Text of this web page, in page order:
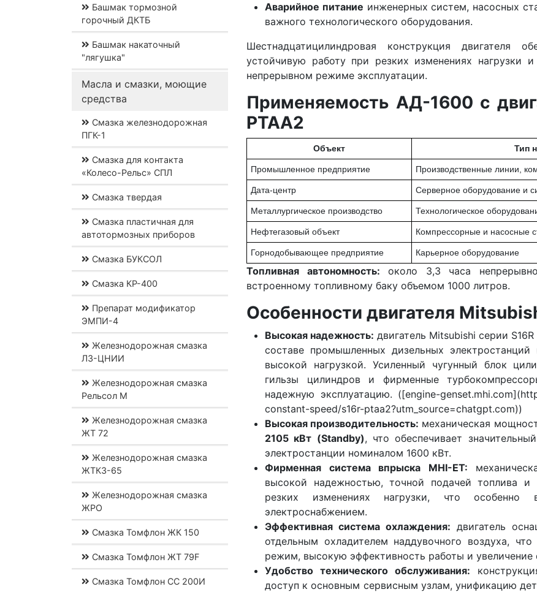
Башмак тормозной
горочный ДКТБ
Башмак накаточный
"лягушка"
Масла и смазки, моющие
средства
Смазка железнодорожная
ПГК-1
Смазка для контакта
«Колесо-Рельс» СПЛ
Смазка твердая
Смазка пластичная для
автотормозных приборов
Смазка БУКСОЛ
Смазка КР-400
Препарат модификатор
ЭМПИ-4
Железнодорожная смазка
ЛЗ-ЦНИИ
Железнодорожная смазка
Рельсол М
Железнодорожная смазка
ЖТ 72
Железнодорожная смазка
ЖТКЗ-65
Железнодорожная смазка
ЖРО
Смазка Томфлон ЖК 150
Смазка Томфлон ЖТ 79F
Смазка Томфлон СС 200И
Аварийное питание инженерных систем, насосных
важного технологического оборудования.
Шестнадцатицилиндровая конструкция двигателя
устойчивую работу при резких изменениях нагрузки
непрерывном режиме эксплуатации.
Применяемость АД-1600 с
PTAA2
Объект Тип
Промышленное предприятие Производственные линии,
Дата-центр Серверное оборудование и
Металлургическое производство Технологическое
Нефтегазовый объект Компрессорные и насосные
Горнодобывающее предприятие Карьерное оборудование
Топливная автономность: около 3,3 часа
встроенному топливному баку объемом 1000 литров.
Особенности двигателя
Высокая надежность: двигатель Mitsubishi серии
составе промышленных дизельных
высокой нагрузкой. Усиленный чугунный блок
гильзы цилиндров и фирменные
надежную эксплуатацию. ([engine-
constant-speed/s16r-ptaa2?utm_source=chatgpt.com))
Высокая производительность: механическая
2105 кВт (Standby), что обеспечивает
электростанции номиналом 1600 кВт.
Фирменная система впрыска MHI-ET:
высокой надежностью, точной подачей топлива и
резких изменениях нагрузки, что
электроснабжением.
Эффективная система охлаждения: двигатель
отдельным охладителем наддувочного воздуха,
режим, высокую эффективность работы и увеличение
Удобство технического обслуживания:
доступ к основным сервисным узлам, унификацию